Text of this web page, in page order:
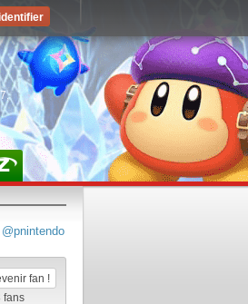
,
fan !
fans